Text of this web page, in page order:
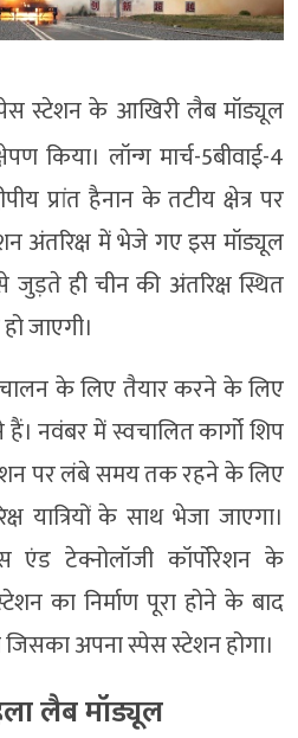
स्टेशन के आखिरी लैब मॉड्यूल
किया। लॉन्ग मार्च-5बीवाई-4
प्रांत हैनान के तटीय क्षेत्र पर
अंतरिक्ष में भेजे गए इस मॉड्यूल
ही चीन की अंतरिक्ष स्थित
जाएगी।
के लिए तैयार करने के लिए
नवंबर में स्वचालित कार्गो शिप
पर लंबे समय तक रहने के लिए
यात्रियों के साथ भेजा जाएगा।
टेक्नोलॉजी कॉर्पोरेशन के
का निर्माण पूरा होने के बाद
अपना स्पेस स्टेशन होगा।
लैब मॉड्यूल